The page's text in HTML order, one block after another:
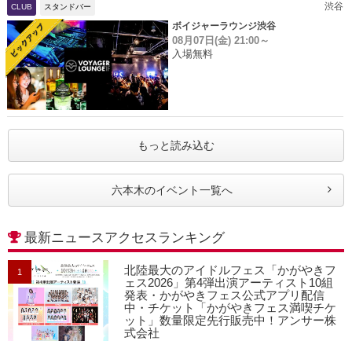
CLUB スタンドバー
渋谷
ボイジャーラウンジ渋谷
08月07日(金) 21:00～
入場無料
もっと読み込む
六本木のイベント一覧へ
最新ニュースアクセスランキング
1
北陸最大のアイドルフェス「かがやきフ
ェス2026」第4弾出演アーティスト10組
発表・かがやきフェス公式アプリ配信
中・チケット「かがやきフェス満喫チケ
ット」数量限定先行販売中！アンサー株
式会社